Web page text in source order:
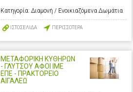
Κατηγορία: Διαμονή / Ενοικιαζόμενα Δωμάτια
ΙΣΤΟΣΕΛΙΔΑ ΠΕΡΙΣΣΟΤΕΡΑ
ΜΕΤΑΦΟΡΙΚΗ ΚΥΘΗΡΩΝ
- ΓΛΥΤΣΟΥ ΑΦΟΙ ΙΜΕ
ΕΠΕ - ΠΡΑΚΤΟΡΕΙΟ
ΑΙΓΑΛΕΩ